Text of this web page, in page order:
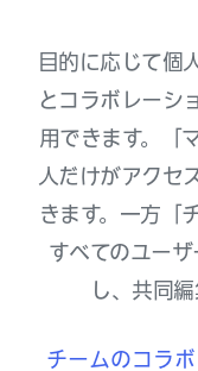
目的に応じて個
とコラボレーシ
用できます。「
人だけがアクセ
きます。一方「
すべてのユー
し、共同
チームのコラ